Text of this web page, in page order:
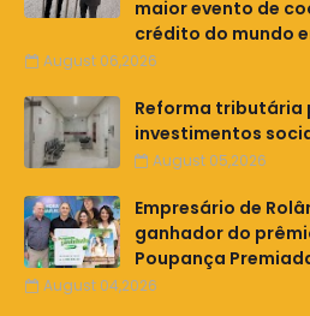
maior evento de
crédito do mundo
August 06,2026
Reforma tributária
investimentos
August 05,2026
Empresário de
ganhador do
Poupança
August 04,2026